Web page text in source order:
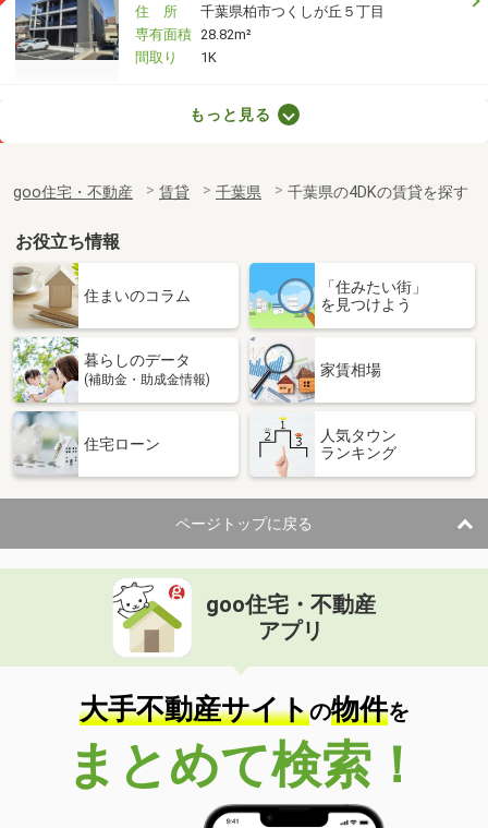
住 所
千葉県柏市つくしが丘５丁目
専有面積 28.82m²
間取り
1K
千葉県船橋市大穴北１丁目
専有面積
105.3m²
千葉県市川市市川１丁目
千葉県市川市市川１丁目
専有面積
37.55m²
間取り
2DK
千葉県八千代市八千代台北７丁目
価 格
5.20万円
専有面積 19.87m²
間取り
1K
千葉県千葉市中央区若草１
価 格
千葉県千葉市中央区若草１
専有面積
26.08m²
間取り
1K
千葉県印西市西の原３丁目
13.30万円
もっと見る
goo住宅・不動産 賃貸 千葉県 千葉県の4DKの賃貸を探す
お役立ち情報
住まいのコラム
「住みたい街」
を見つけよう
暮らしのデータ
(補助金・助成金情報)
家賃相場
住宅ローン
人気タウン
ランキング
ページトップに戻る
goo住宅・不動産
アプリ
大手不動産サイトの物件を
まとめて検索！